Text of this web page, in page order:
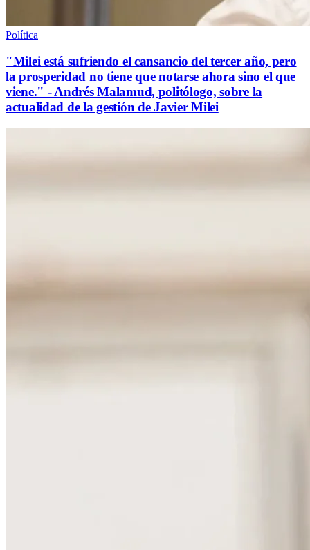
Política
"Milei está sufriendo el cansancio del tercer año, pero
la prosperidad no tiene que notarse ahora sino el que
viene." - Andrés Malamud, politólogo, sobre la
actualidad de la gestión de Javier Milei